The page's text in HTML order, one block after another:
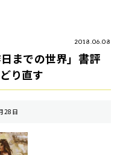
2018.06.08
までの世界」書評
り直す
28日